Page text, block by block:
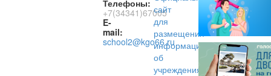
Телефоны:
+7(34341)67005
E-
mail:
school2@kgo66.ru
сайт
для
размещения
информации
об
учреждениях